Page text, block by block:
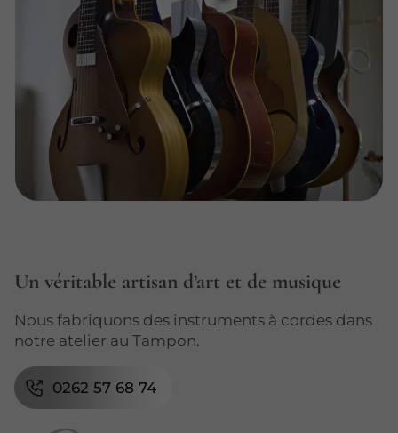
Un véritable artisan d’art et de musique
Nous fabriquons des instruments à cordes dans
notre atelier au Tampon.
0262 57 68 74